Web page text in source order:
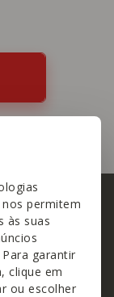
permitem
às suas
garantir
clique em
ou escolher